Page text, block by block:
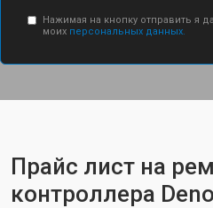
Нажимая на кнопку отправить я
моих персональных данных.
Прайс лист на
контроллера